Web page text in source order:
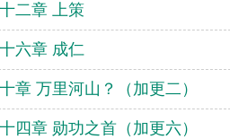
二章 上策
六章 成仁
章 万里河山？（加更二）
四章 勋功之首（加更六）